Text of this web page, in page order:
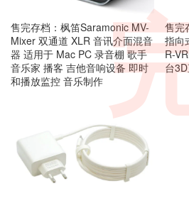
售完存档：枫笛Saramonic MV-
Mixer 双通道 XLR 音讯介面混音
器 适用于 Mac PC 录音棚 歌手
音乐家 播客 吉他音响设备 即时
和播放监控 音乐制作
售完
指向
R-
台